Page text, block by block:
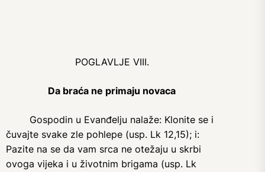
POGLAVLJE VIII.
Da braća ne primaju novaca
Gospodin u Evanđelju nalaže: Klonite se i
čuvajte svake zle pohlepe (usp. Lk 12,15); i:
Pazite na se da vam srca ne otežaju u skrbi
ovoga vijeka i u životnim brigama (usp. Lk